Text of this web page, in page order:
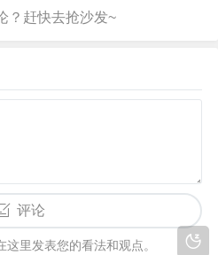
摇一摇、语音发送、公众号、微信红
的…
评论
里发表您的看法和观点。